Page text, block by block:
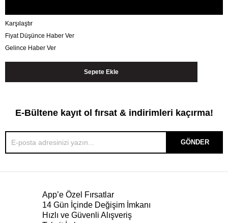
Karşılaştır
Fiyat Düşünce Haber Ver
Gelince Haber Ver
E-Bültene kayıt ol fırsat & indirimleri kaçırma!
GÖNDER
App’e Özel Fırsatlar
14 Gün İçinde Değişim İmkanı
Hızlı ve Güvenli Alışveriş